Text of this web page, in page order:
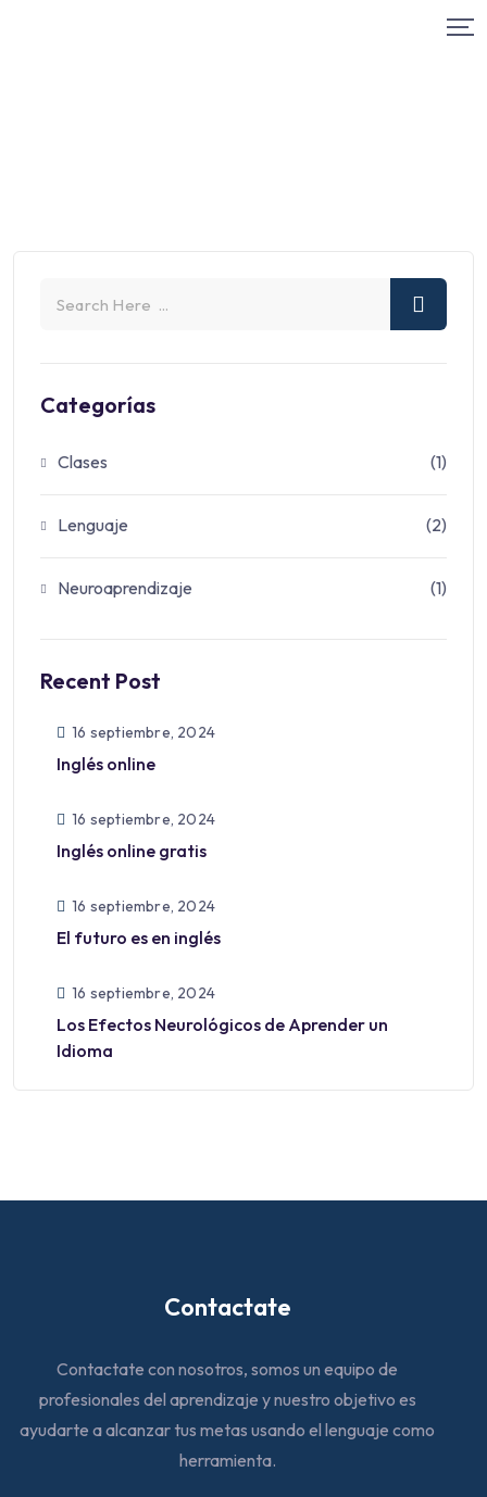
Categorías
Clases (1)
Lenguaje (2)
Neuroaprendizaje (1)
Recent Post
16 septiembre, 2024
Inglés online
16 septiembre, 2024
Inglés online gratis
16 septiembre, 2024
El futuro es en inglés
16 septiembre, 2024
Los Efectos Neurológicos de Aprender un
Idioma
Contactate
Contactate con nosotros, somos un equipo de
profesionales del aprendizaje y nuestro objetivo es
ayudarte a alcanzar tus metas usando el lenguaje como
herramienta.